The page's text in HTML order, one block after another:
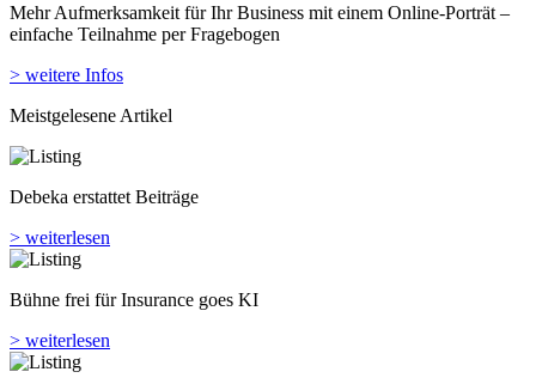
Mehr Aufmerksamkeit für Ihr Business mit einem Online-Porträt –
einfache Teilnahme per Fragebogen
> weitere Infos
Meistgelesene Artikel
Debeka erstattet Beiträge
> weiterlesen
Bühne frei für Insurance goes KI
> weiterlesen